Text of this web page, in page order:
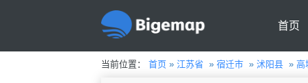
首页
当前位置： 首页» 江苏省 » 宿迁市» 沭阳县» 高